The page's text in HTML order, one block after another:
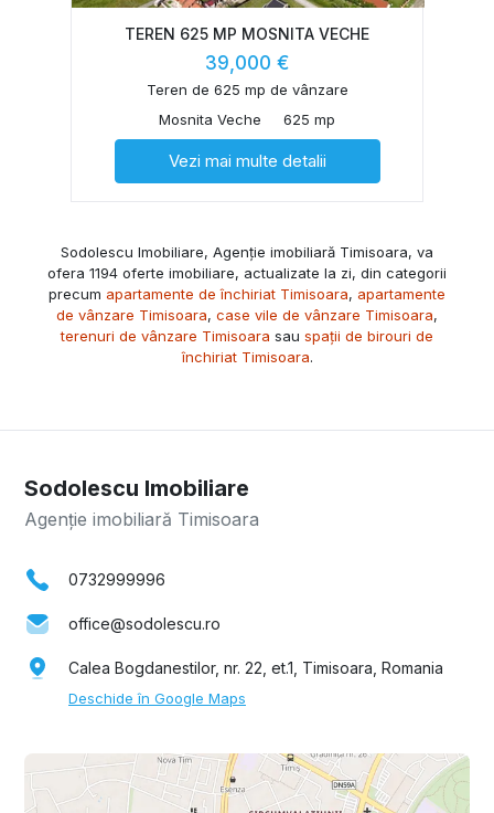
TEREN 625 MP MOSNITA VECHE
39,000 €
Teren de 625 mp de vânzare
Mosnita Veche
625 mp
Vezi mai multe detalii
Sodolescu Imobiliare, Agenție imobiliară Timisoara, va
ofera 1194 oferte imobiliare, actualizate la zi, din categorii
precum apartamente de închiriat Timisoara, apartamente
de vânzare Timisoara, case vile de vânzare Timisoara,
terenuri de vânzare Timisoara sau spații de birouri de
închiriat Timisoara.
Sodolescu Imobiliare
Agenție imobiliară Timisoara
0732999996
office@sodolescu.ro
Calea Bogdanestilor, nr. 22, et.1, Timisoara, Romania
Deschide în Google Maps